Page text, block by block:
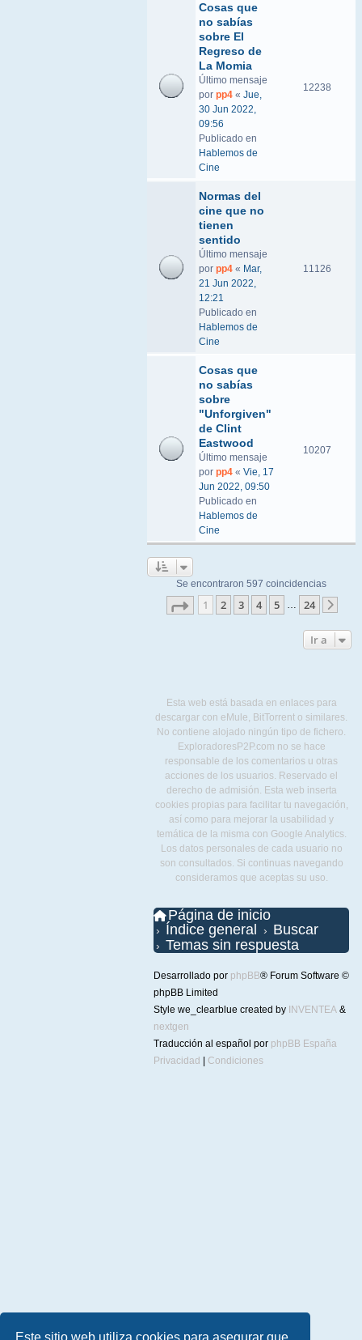
Este sitio web utiliza cookies para asegurar que
Cosas que
no sabías
sobre El
Regreso de
La Momia
Último mensaje
por pp4 « Jue,
30 Jun 2022,
09:56
Publicado en
Hablemos de
Cine
12238
Normas del
cine que no
tienen
sentido
Último mensaje
por pp4 « Mar,
21 Jun 2022,
12:21
Publicado en
Hablemos de
Cine
11126
Cosas que
no sabías
sobre
"Unforgiven"
de Clint
Eastwood
Último mensaje
por pp4 « Vie, 17
Jun 2022, 09:50
Publicado en
Hablemos de
Cine
10207
Se encontraron 597 coincidencias
Página de 24
1 2 3 4 5 … 24
Ir a
Esta web está basada en enlaces para
descargar con eMule, BitTorrent o similares.
No contiene alojado ningún tipo de fichero.
ExploradoresP2P.com no se hace
responsable de los comentarios u otras
acciones de los usuarios. Reservado el
derecho de admisión. Esta web inserta
cookies propias para facilitar tu navegación,
así como para mejorar la usabilidad y
temática de la misma con Google Analytics.
Los datos personales de cada usuario no
son consultados. Si continuas navegando
consideramos que aceptas su uso.
Página de inicio
Índice general
Buscar
Temas sin respuesta
Desarrollado por phpBB® Forum Software ©
phpBB Limited
Style we_clearblue created by INVENTEA &
nextgen
Traducción al español por phpBB España
Privacidad
Condiciones